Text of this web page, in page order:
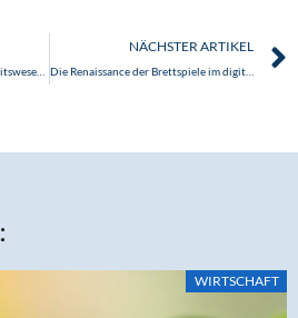
NÄCHSTER ARTIKEL
Die Renaissance der Brettspiele im digitalen Zeitalter
WIRTSCHAFT